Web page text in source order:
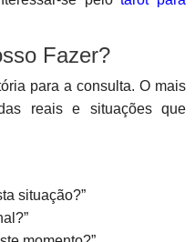
Fazer?
para a consulta. O mais
reais e situações que
situação?”